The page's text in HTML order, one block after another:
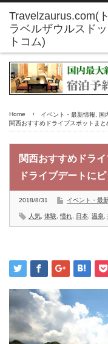
Home イベント・最新情報
国
関西おすすめドライブスポットま
関西おすすめドラ
ドライブデートにピ
2018/8/31 イベント・最
人気 体験 憧れ 日本 温泉